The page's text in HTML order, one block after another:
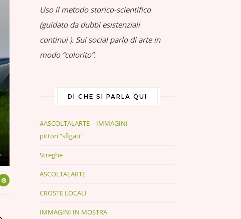
Uso il metodo storico-scientifico
(guidato da dubbi esistenziali
continui ). Sui social parlo di arte in
modo “colorito”.
DI CHE SI PARLA QUI
#ASCOLTALARTE – IMMAGINI
pittori "sfigati"
Streghe
ASCOLTALARTE
CROSTE LOCALI
IMMAGINI IN MOSTRA